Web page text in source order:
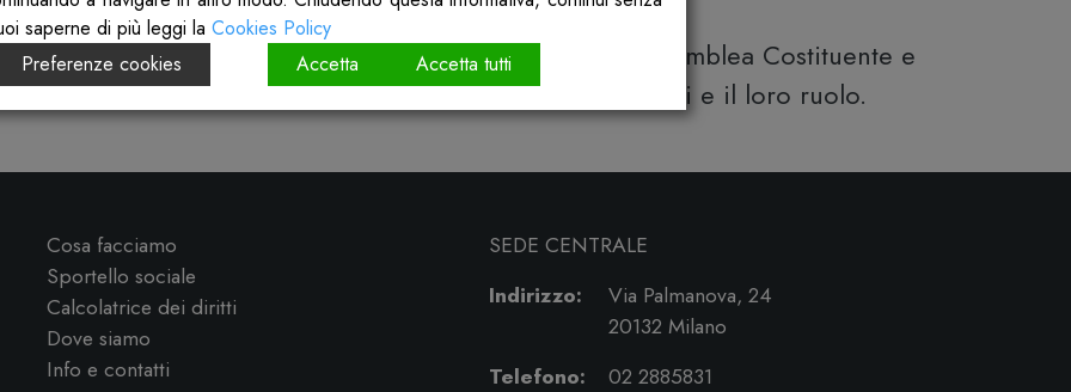
di Brescia, ha lavorato sulla puntata: I lavori dell’Assemblea Costituente e
le infografiche di approfondimento sulle figure femminili e il loro ruolo.
Cosa facciamo
Sportello sociale
Calcolatrice dei diritti
Dove siamo
Info e contatti
SEDE CENTRALE
Indirizzo:
Via Palmanova, 24
20132 Milano
Telefono:
02 2885831
saperne di più leggi la Cookies Policy
Preferenze cookies Accetta Accetta tutti